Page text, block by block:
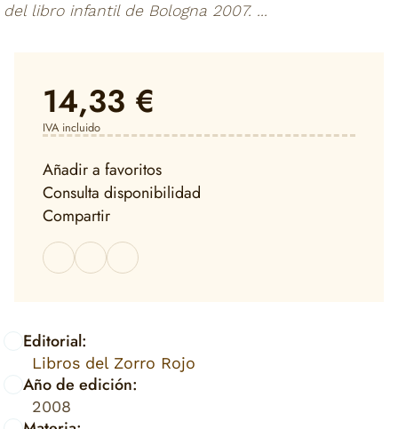
del libro infantil de Bologna 2007. ...
Editorial:
Libros del Zorro Rojo
Año de edición:
2008
14,33 €
IVA incluido
Añadir a favoritos
Consulta disponibilidad
Compartir